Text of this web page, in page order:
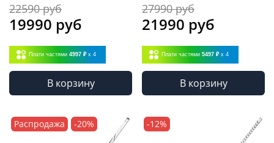
22590 руб
19990 руб
Плати частями 4997 ₽ x 4
В корзину
27990 руб
21990 руб
Плати частями 5497 ₽ x 4
В корзину
Распродажа -20% -12%